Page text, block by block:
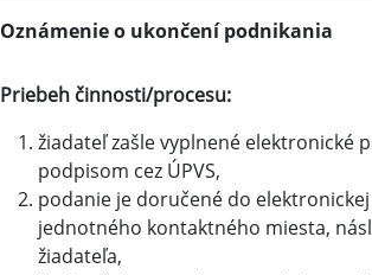
Oznámenie o ukončení podnikania
Priebeh činnosti/procesu:
žiadateľ zašle vyplnené elektronické
podpisom cez ÚPVS,
podanie je doručené do
jednotného kontaktného miesta,
žiadateľa,